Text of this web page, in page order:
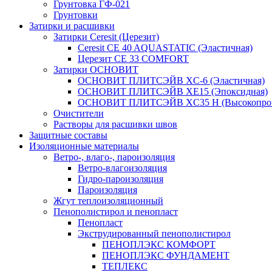
Грунтовка ГФ-021
Грунтовки
Затирки и расшивки
Затирки Ceresit (Церезит)
Ceresit CE 40 AQUASTATIC (Эластичная)
Церезит CE 33 COMFORT
Затирки ОСНОВИТ
ОСНОВИТ ПЛИТСЭЙВ XC-6 (Эластичная)
ОСНОВИТ ПЛИТСЭЙВ XЕ15 (Эпоксидная)
ОСНОВИТ ПЛИТСЭЙВ XС35 Н
Очистители
Растворы для расшивки швов
Защитные составы
Изоляционные материалы
Ветро-, влаго-, пароизоляция
Ветро-влагоизоляция
Гидро-пароизоляция
Пароизоляция
Жгут теплоизоляционный
Пенополистирол и пенопласт
Пенопласт
Экструдированный пенополистирол
ПЕНОПЛЭКС КОМФОРТ
ПЕНОПЛЭКС ФУНДАМЕНТ
ТЕПЛЕКС